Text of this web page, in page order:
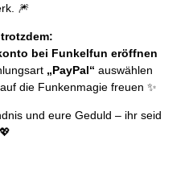
🎆
bei Funkelfun eröffnen
„PayPal“ auswählen
die Funkenmagie freuen ✨
und eure Geduld – ihr seid